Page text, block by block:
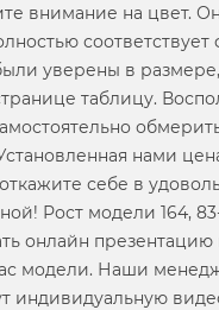
внимание на цвет.
соответствует
уверены в
таблицу.
нами
себе в
Рост модели 164,
онлайн презентацию
модели. Наши
индивидуальную